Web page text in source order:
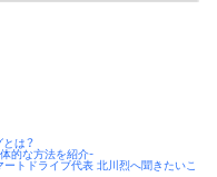
は？
的な方法を紹介-
ドライブ代表 北川烈へ聞きたいこ